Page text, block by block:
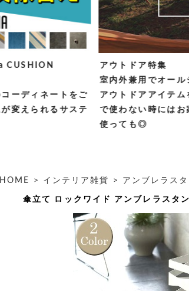
HOME > インテリア雑貨 > アンブレラスタ
傘立て ロックワイド アンブレラス